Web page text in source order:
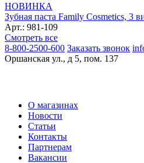
НОВИНКА
Зубная паста Family Cosmetics, 3
Арт.: 981-109
Смотреть все
8-800-2500-600 Заказать звонок
Оршанская ул., д 5, пом. 137
О магазинах
Новости
Статьи
Контакты
Партнерам
Вакансии